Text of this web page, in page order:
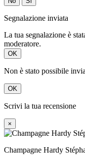
Segnalazione inviata
La tua segnalazione è
moderatore.
OK
Non è stato possibile
OK
Scrivi la tua recensione
×
Champagne Hardy